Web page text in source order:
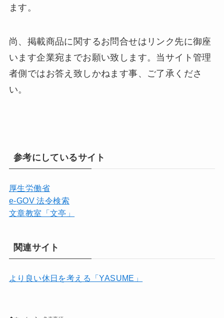
ます。
尚、掲載商品に関するお問合せはリンク先に御座
います企業宛までお願い致します。当サイト管理
者側ではお答え致しかねます事、ご了承くださ
い。
参考にしているサイト
厚生労働省
e-GOV 法令検索
文章教室「文亭」
関連サイト
より良い休日を考える「YASUME」